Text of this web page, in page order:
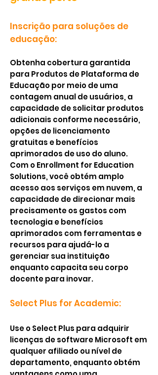
Inscrição para soluções de
educação:
Obtenha cobertura garantida
para Produtos de Plataforma de
Educação por meio de uma
contagem anual de usuários, a
capacidade de solicitar produtos
adicionais conforme necessário,
opções de licenciamento
gratuitas e benefícios
aprimorados de uso do aluno.
Com o Enrollment for Education
Solutions, você obtém amplo
acesso aos serviços em nuvem, a
capacidade de direcionar mais
precisamente os gastos com
tecnologia e benefícios
aprimorados com ferramentas e
recursos para ajudá-lo a
gerenciar sua instituição
enquanto capacita seu corpo
docente para inovar.
Select Plus for Academic:
Use o Select Plus para adquirir
licenças de software Microsoft em
qualquer afiliado ou nível de
departamento, enquanto obtém